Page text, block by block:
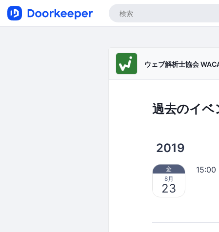
ウェブ解析士協会
過去のイベ
2019
金
8月
23
15:00